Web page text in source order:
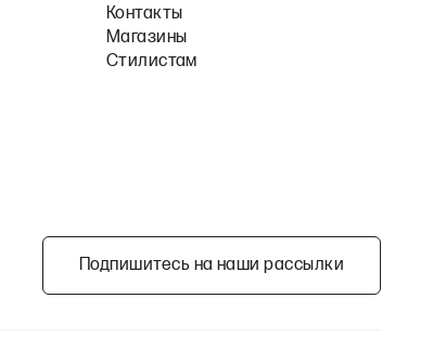
Контакты
Магазины
Стилистам
Подпишитесь на наши рассылки